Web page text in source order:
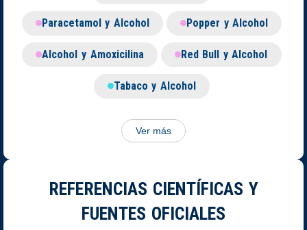
Paracetamol y Alcohol Popper y Alcohol
Alcohol y Amoxicilina Red Bull y Alcohol
Tabaco y Alcohol
Ver más
REFERENCIAS CIENTÍFICAS Y
FUENTES OFICIALES